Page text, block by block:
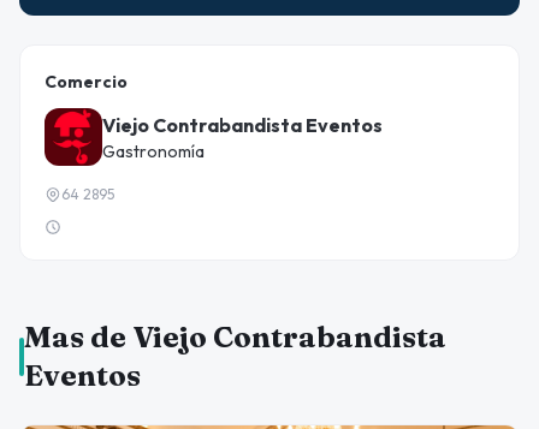
Comercio
Viejo Contrabandista Eventos
Gastronomía
64 2895
Mas de Viejo Contrabandista
Eventos